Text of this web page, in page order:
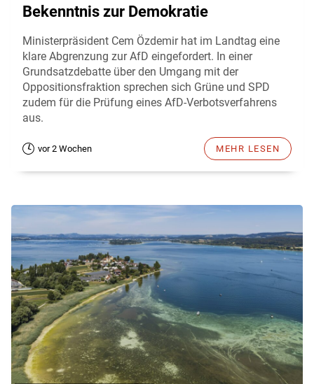
Bekenntnis zur Demokratie
Ministerpräsident Cem Özdemir hat im Landtag eine
klare Abgrenzung zur AfD eingefordert. In einer
Grundsatzdebatte über den Umgang mit der
Oppositionsfraktion sprechen sich Grüne und SPD
zudem für die Prüfung eines AfD-Verbotsverfahrens
aus.
vor 2 Wochen MEHR LESEN